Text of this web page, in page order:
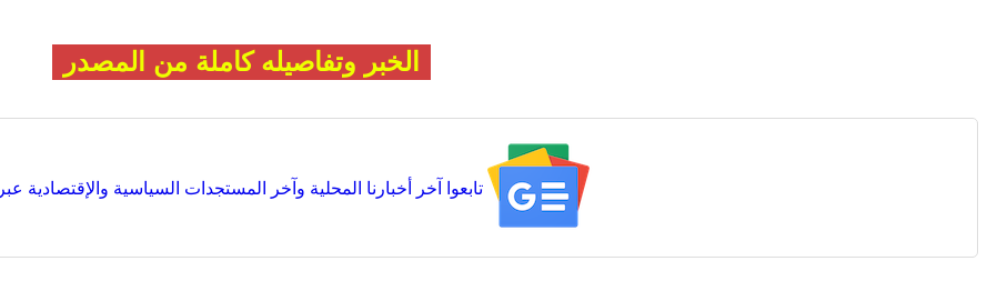
الخبر وتفاصيله كاملة من المصدر
تابعوا آخر أخبارنا المحلية وآخر المستجدات السياسية والإقتصادية عبر Google news